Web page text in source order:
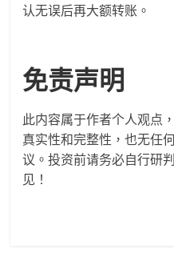
认无误后再大额转账。
免责声明
此内容属于作者个人观点
真实性和完整性，也无任
议。投资前请务必自行研
见！